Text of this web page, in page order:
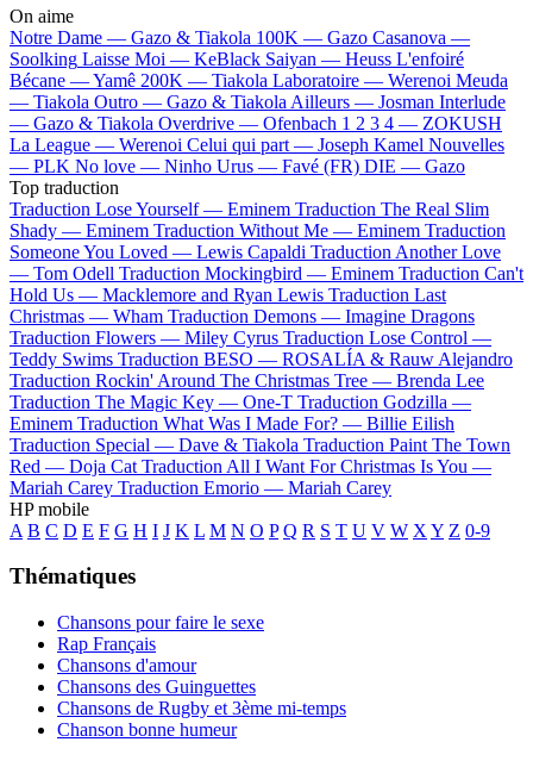
On aime
Notre Dame — Gazo & Tiakola 100K — Gazo Casanova —
Soolking Laisse Moi — KeBlack Saiyan — Heuss L'enfoiré
Bécane —Yamê 200K — Tiakola Laboratoire — Werenoi Meuda
— Tiakola Outro — Gazo & Tiakola Ailleurs — Josman Interlude
— Gazo & Tiakola Overdrive — Ofenbach 1 2 3 4 — ZOKUSH
La League — Werenoi Celui qui part — Joseph Kamel Nouvelles
— PLK No love — Ninho Urus — Favé (FR) DIE — Gazo
Top traduction
Traduction Lose Yourself — Eminem Traduction The Real Slim
Shady — Eminem Traduction Without Me — Eminem Traduction
Someone You Loved — Lewis Capaldi Traduction Another Love
— Tom Odell Traduction Mockingbird — Eminem Traduction Can't
Hold Us — Macklemore and Ryan Lewis Traduction Last
Christmas — Wham Traduction Demons — Imagine Dragons
Traduction Flowers — Miley Cyrus Traduction Lose Control —
Teddy Swims Traduction BESO — ROSALÍA & Rauw Alejandro
Traduction Rockin' Around The Christmas Tree — Brenda Lee
Traduction The Magic Key — One-T Traduction Godzilla —
Eminem Traduction What Was I Made For? — Billie Eilish
Traduction Special — Dave & Tiakola Traduction Paint The Town
Red — Doja Cat Traduction All I Want For Christmas Is You —
Mariah Carey Traduction Emorio — Mariah Carey
HP mobile
A B C D E F G H I J K L M N O P Q R S T U V W X Y Z 0-9
Thématiques
Chansons pour faire le sexe
Rap Français
Chansons d'amour
Chansons des Guinguettes
Chansons de Rugby et 3ème mi-temps
Chanson bonne humeur